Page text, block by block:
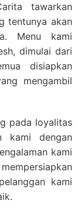
tawarkan
tentunya akan
Menu kami
dimulai dari
disiapkan
mengambil
pada loyalitas
kami dengan
kami
kami